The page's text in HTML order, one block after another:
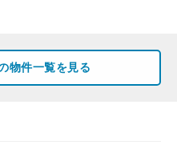
物件一覧を見る